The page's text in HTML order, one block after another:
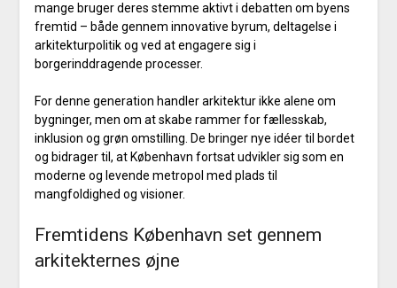
mange bruger deres stemme aktivt i debatten om byens
fremtid – både gennem innovative byrum, deltagelse i
arkitekturpolitik og ved at engagere sig i
borgerinddragende processer.
For denne generation handler arkitektur ikke alene om
bygninger, men om at skabe rammer for fællesskab,
inklusion og grøn omstilling. De bringer nye idéer til bordet
og bidrager til, at København fortsat udvikler sig som en
moderne og levende metropol med plads til
mangfoldighed og visioner.
Fremtidens København set gennem
arkitekternes øjne